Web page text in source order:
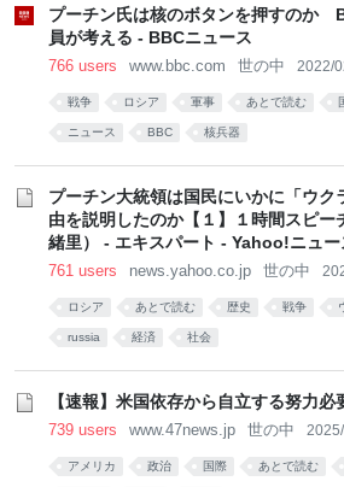
プーチン氏は核のボタンを押すのか
員が考える - BBCニュース
766 users www.bbc.com 世の中 2022/
戦争 ロシア 軍事 あとで読む
ニュース BBC 核兵器
プーチン大統領は国民にいかに「ウク
由を説明したのか【１】１時間スピー
緒里） - エキスパート - Yahoo!ニュー
761 users news.yahoo.co.jp 世の中
ロシア あとで読む 歴史 戦争
russia 経済 社会
【速報】米国依存から自立する努力必
739 users www.47news.jp 世の中
アメリカ 政治 国際 あとで読む